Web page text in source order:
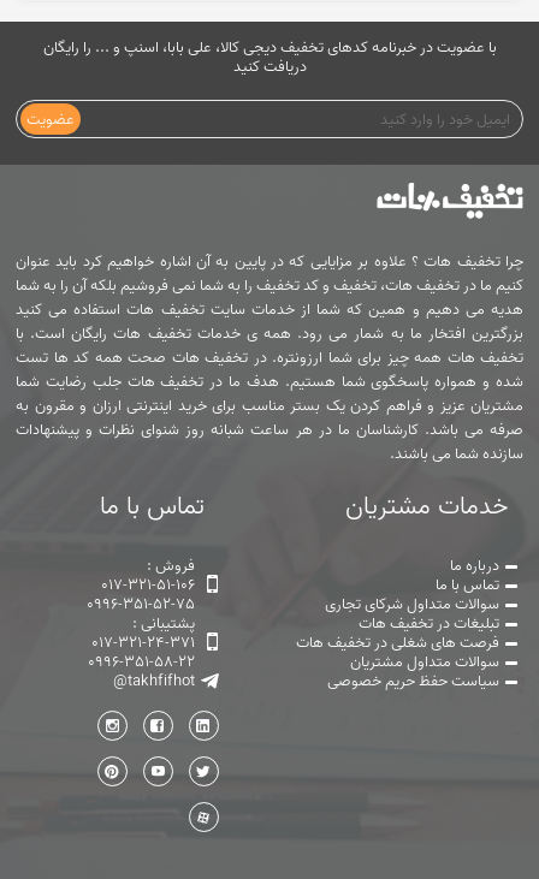
با عضویت در خبرنامه کدهای تخفیف دیجی کالا، علی بابا، اسنپ و ... را رایگان
دریافت کنید
عضویت
چرا تخفیف هات ؟ علاوه بر مزایایی که در پایین به آن اشاره خواهیم کرد باید عنوان
کنیم ما در تخفیف هات، تخفیف و کد تخفیف را به شما نمی فروشیم بلکه آن را به شما
هدیه می دهیم و همین که شما از خدمات سایت تخفیف هات استفاده می کنید
بزرگترین افتخار ما به شمار می رود. همه ی خدمات تخفیف هات رایگان است. با
تخفیف هات همه چیز برای شما ارزونتره. در تخفیف هات صحت همه کد ها تست
شده و همواره پاسخگوی شما هستیم. هدف ما در تخفیف هات جلب رضایت شما
مشتریان عزیز و فراهم کردن یک بستر مناسب برای خرید اینترنتی ارزان و مقرون به
صرفه می باشد. کارشناسان ما در هر ساعت شبانه روز شنوای نظرات و پیشنهادات
سازنده شما می باشند.
خدمات مشتریان
درباره ما
تماس با ما
سوالات متداول شرکای تجاری
تبلیغات در تخفیف هات
فرصت های شغلی در تخفیف هات
سوالات متداول مشتریان
سیاست حفظ حریم خصوصی
تماس با ما
فروش :
017-321-51-106
0996-351-52-75
پشتیبانی :
017-321-24-371
0996-351-58-22
@takhfifhot